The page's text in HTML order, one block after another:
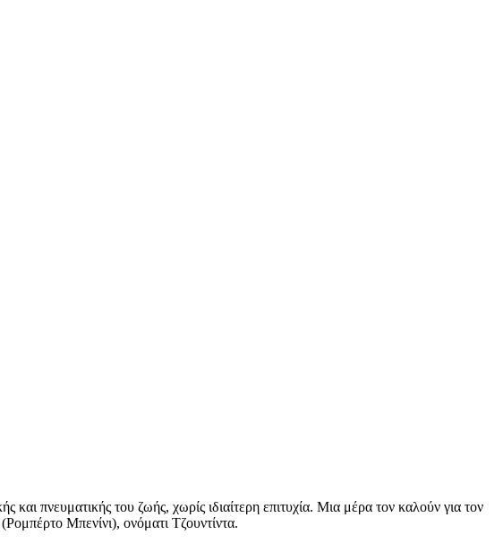
πνευματικής του ζωής, χωρίς ιδιαίτερη επιτυχία. Μια μέρα τον καλούν για τον
Μπενίνι), ονόματι Τζουντίντα.